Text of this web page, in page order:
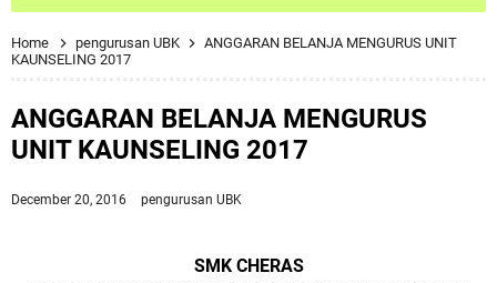
Home pengurusan UBK
ANGGARAN BELANJA MENGURUS UNIT
KAUNSELING 2017
ANGGARAN BELANJA MENGURUS
UNIT KAUNSELING 2017
December 20, 2016 pengurusan UBK
SMK CHERAS